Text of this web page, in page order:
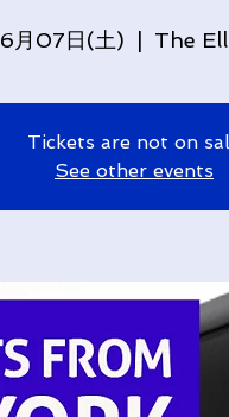
6月07日(土) The
Tickets are not on
See other events